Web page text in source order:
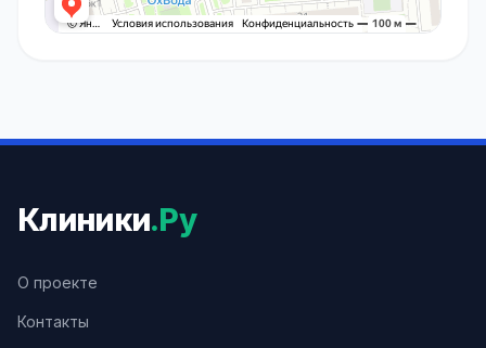
Клиники.Ру
О проекте
Контакты